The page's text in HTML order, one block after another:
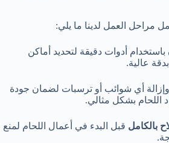
مراحل العمل لدينا ما يلي:
باستخدام أدوات دقيقة لتحديد أماكن
عالية.
وإزالة أي شوائب أو ترسبات لضمان جودة
اللحام بشكل مثالي.
بالكامل قبل البدء في أعمال اللحام لمنع